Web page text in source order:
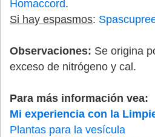
Homaccord.
Si hay espasmos:
Observaciones: Se origina
exceso de nitrógeno y cal.
Para más información vea:
Mi experiencia con la
Plantas para la vesícula